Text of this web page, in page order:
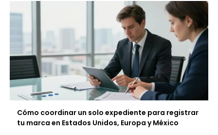
Cómo coordinar un solo expediente para registrar
tu marca en Estados Unidos, Europa y México